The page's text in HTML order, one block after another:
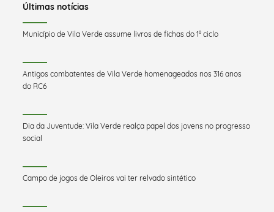
Últimas notícias
Município de Vila Verde assume livros de fichas do 1º ciclo
Antigos combatentes de Vila Verde homenageados nos 316 anos
do RC6
Dia da Juventude: Vila Verde realça papel dos jovens no progresso
social
Campo de jogos de Oleiros vai ter relvado sintético